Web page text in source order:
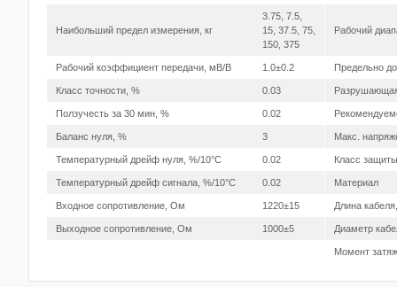
Наибольший предел измерения, кг
3.75, 7.5,
15, 37.5, 75,
150, 375
Рабочий
Рабочий коэффициент передачи, мВ/В 1.0±0.2 Предельно
Класс точности, % 0.03
Ползучесть за 30 мин, % 0.02
Баланс нуля, % 3 Макс.
Температурный дрейф нуля, %/10°С 0.02 Класс защиты
Температурный дрейф сигнала, %/10°С 0.02 Материал
Входное сопротивление, Ом 1220±15 Длина
Выходное сопротивление, Ом 1000±5 Диаметр
Момент